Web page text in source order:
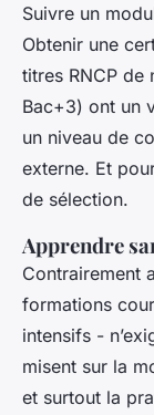
Suivre un
Obtenir une
titres RNCP de
Bac+3) ont un
un niveau de
externe. Et
de sélection.
Apprendre
Contrairement
formations
intensifs -
misent sur la
et surtout la